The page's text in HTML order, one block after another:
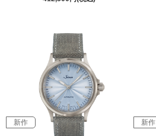
新作 新作